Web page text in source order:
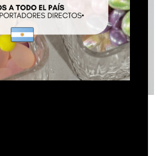
CM X 5 TIRAS.